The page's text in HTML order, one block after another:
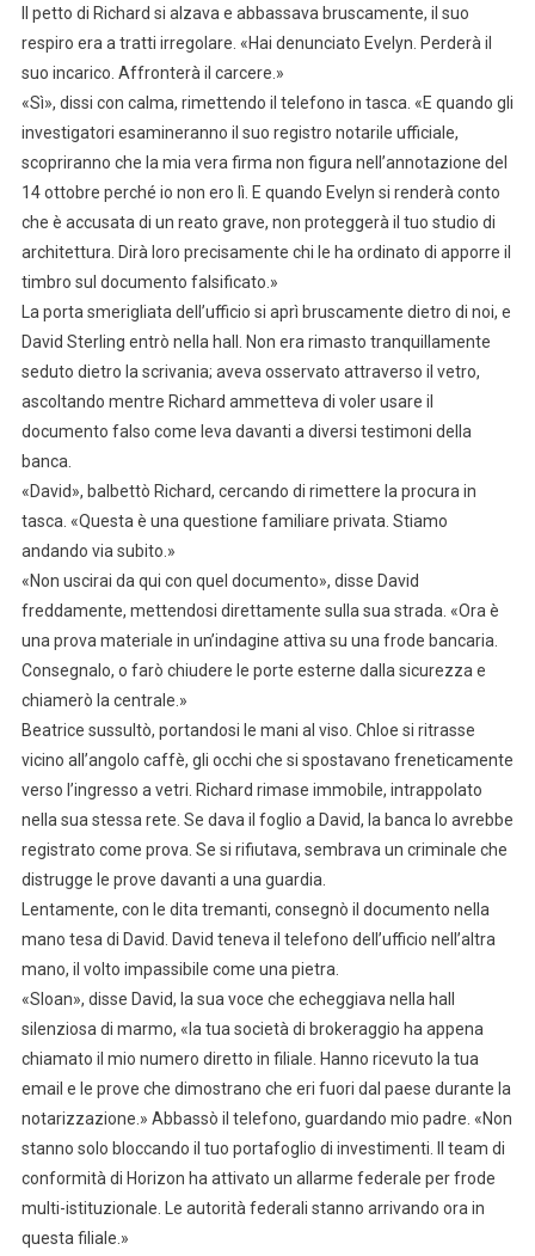
Il petto di Richard si alzava e abbassava bruscamente, il suo
respiro era a tratti irregolare. «Hai denunciato Evelyn. Perderà il
suo incarico. Affronterà il carcere.»
«Sì», dissi con calma, rimettendo il telefono in tasca. «E quando gli
investigatori esamineranno il suo registro notarile ufficiale,
scopriranno che la mia vera firma non figura nell’annotazione del
14 ottobre perché io non ero lì. E quando Evelyn si renderà conto
che è accusata di un reato grave, non proteggerà il tuo studio di
architettura. Dirà loro precisamente chi le ha ordinato di apporre il
timbro sul documento falsificato.»
La porta smerigliata dell’ufficio si aprì bruscamente dietro di noi, e
David Sterling entrò nella hall. Non era rimasto tranquillamente
seduto dietro la scrivania; aveva osservato attraverso il vetro,
ascoltando mentre Richard ammetteva di voler usare il
documento falso come leva davanti a diversi testimoni della
banca.
«David», balbettò Richard, cercando di rimettere la procura in
tasca. «Questa è una questione familiare privata. Stiamo
andando via subito.»
«Non uscirai da qui con quel documento», disse David
freddamente, mettendosi direttamente sulla sua strada. «Ora è
una prova materiale in un’indagine attiva su una frode bancaria.
Consegnalo, o farò chiudere le porte esterne dalla sicurezza e
chiamerò la centrale.»
Beatrice sussultò, portandosi le mani al viso. Chloe si ritrasse
vicino all’angolo caffè, gli occhi che si spostavano freneticamente
verso l’ingresso a vetri. Richard rimase immobile, intrappolato
nella sua stessa rete. Se dava il foglio a David, la banca lo avrebbe
registrato come prova. Se si rifiutava, sembrava un criminale che
distrugge le prove davanti a una guardia.
Lentamente, con le dita tremanti, consegnò il documento nella
mano tesa di David. David teneva il telefono dell’ufficio nell’altra
mano, il volto impassibile come una pietra.
«Sloan», disse David, la sua voce che echeggiava nella hall
silenziosa di marmo, «la tua società di brokeraggio ha appena
chiamato il mio numero diretto in filiale. Hanno ricevuto la tua
email e le prove che dimostrano che eri fuori dal paese durante la
notarizzazione.» Abbassò il telefono, guardando mio padre. «Non
stanno solo bloccando il tuo portafoglio di investimenti. Il team di
conformità di Horizon ha attivato un allarme federale per frode
multi-istituzionale. Le autorità federali stanno arrivando ora in
questa filiale.»